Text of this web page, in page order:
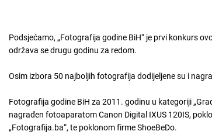
Podsjećamo, „Fotografija godine BiH“ je prvi konkurs
održava se drugu godinu za redom.
Osim izbora 50 najboljih fotografija dodijeljene su i
Fotografija godine BiH za 2011. godinu u kategoriji
nagrađen fotoaparatom Canon Digital IXUS 120IS,
„Fotografija.ba“, te poklonom firme ShoeBeDo.